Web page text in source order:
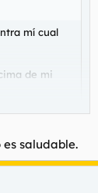
mí cual
de mi
saludable.